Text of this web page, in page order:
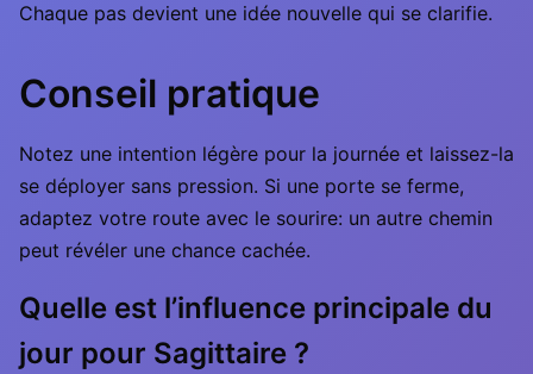
Chaque pas devient une idée nouvelle qui se clarifie.
Conseil pratique
Notez une intention légère pour la journée et laissez-la
se déployer sans pression. Si une porte se ferme,
adaptez votre route avec le sourire: un autre chemin
peut révéler une chance cachée.
Quelle est l’influence principale du
jour pour Sagittaire ?